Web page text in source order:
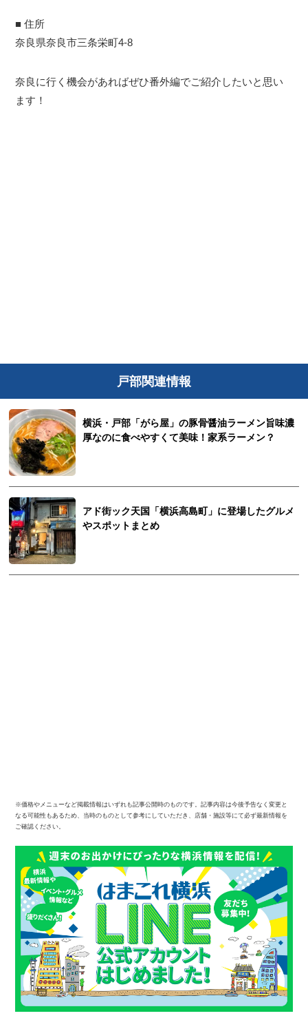
■ 住所
奈良県奈良市三条栄町4-8
奈良に行く機会があればぜひ番外編でご紹介したいと思い
ます！
戸部関連情報
横浜・戸部「がら屋」の豚骨醤油ラーメン旨味濃
厚なのに食べやすくて美味！家系ラーメン？
アド街ック天国「横浜高島町」に登場したグルメ
やスポットまとめ
※価格やメニューなど掲載情報はいずれも記事公開時のものです。記事内容は今後予告なく変更と
なる可能性もあるため、当時のものとして参考にしていただき、店舗・施設等にて必ず最新情報を
ご確認ください。